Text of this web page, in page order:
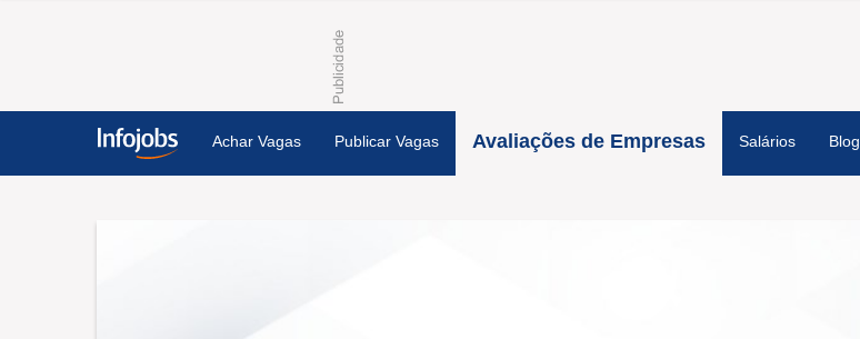
Achar Vagas Publicar Vagas Avaliações de Empresas Salários Blog